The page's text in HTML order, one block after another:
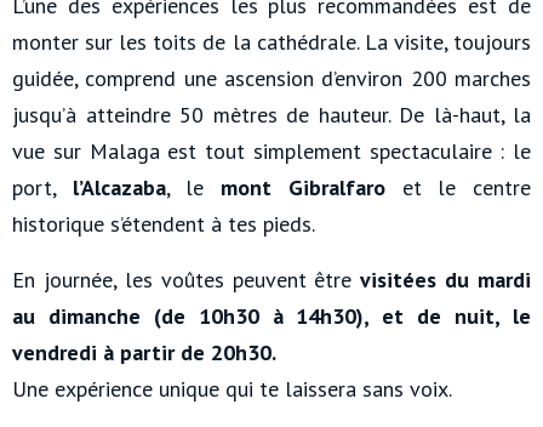
L’une des expériences les plus recommandées est de
monter sur les toits de la cathédrale. La visite, toujours
guidée, comprend une ascension d’environ 200 marches
jusqu’à atteindre 50 mètres de hauteur. De là-haut, la
vue sur Malaga est tout simplement spectaculaire : le
port, l’Alcazaba, le mont Gibralfaro et le centre
historique s’étendent à tes pieds.
En journée, les voûtes peuvent êtrevisitées du mardi
au dimanche (de 10h30 à 14h30), et de nuit, le
vendredi à partir de 20h30.
Une expérience unique qui te laissera sans voix.